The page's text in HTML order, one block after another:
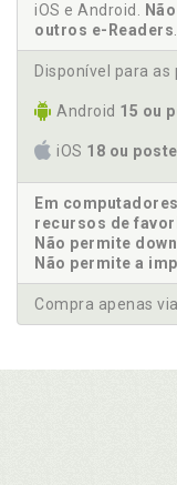
iOS e Android.
outros e-Readers
Disponível para
Android 15 ou
iOS 18 ou
Em
recursos de
Não permite
Não permite a
Compra apenas